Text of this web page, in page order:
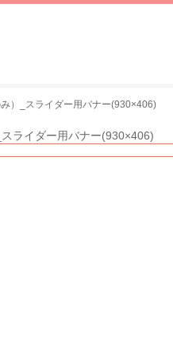
）_スライダー用バナー(930×406)
ライダー用バナー(930×406)